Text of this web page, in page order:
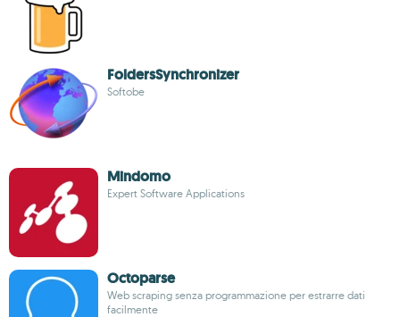
FoldersSynchronizer
Softobe
Mindomo
Expert Software Applications
Octoparse
Web scraping senza programmazione per estrarre dati
facilmente